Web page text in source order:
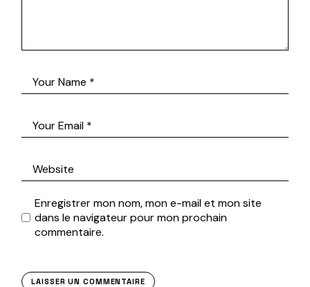
Enregistrer mon nom, mon e-mail et mon site
dans le navigateur pour mon prochain
commentaire.
LAISSER UN COMMENTAIRE